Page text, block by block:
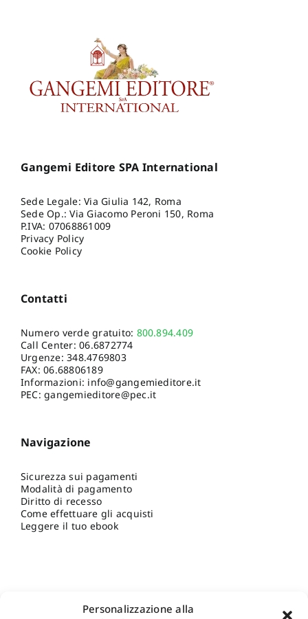
Personalizzazione alla
Gangemi Editore SPA International
Sede Legale: Via Giulia 142, Roma
Sede Op.: Via Giacomo Peroni 150, Roma
P.IVA: 07068861009
Privacy Policy
Cookie Policy
Contatti
Numero verde gratuito: 800.894.409
Call Center:06.6872774
Urgenze:348.4769803
FAX: 06.68806189
Informazioni: info@gangemieditore.it
PEC: gangemieditore@pec.it
Navigazione
Sicurezza sui pagamenti
Modalità di pagamento
Diritto di recesso
Come effettuare gli acquisti
Leggere il tuo ebook